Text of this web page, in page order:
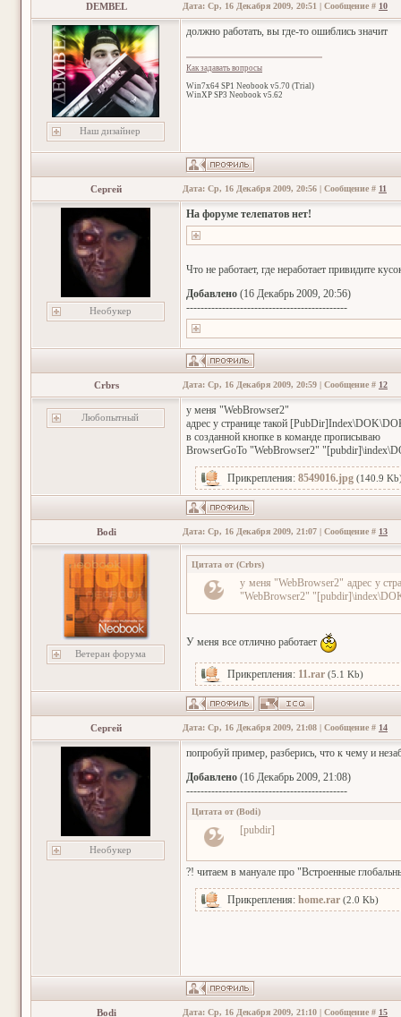
DEMBEL Дата: Ср, 16 Декабря 2009, 20:51 | Сообщение # 10
Наш дизайнер
должно работать, вы где-то ошиблись значит
Как задавать вопросы
Win7x64 SP1 Neobook v5.70 (Trial)
WinXP SP3 Neobook v5.62
Сергей Дата: Ср, 16 Декабря 2009, 20:56 | Сообщение # 11
Необукер
На форуме телепатов нет!
Что не работает, где неработает привидите
Добавлено (16 Декабрь 2009, 20:56)
---------------------------------------------
Crbrs Дата: Ср, 16 Декабря 2009, 20:59 | Сообщение # 12
Любопытный
у меня "WebBrowser2"
адрес у странице такой
в созданной кнопке в команде прописываю
BrowserGoTo "WebBrowser2"
Прикрепления: 8549016.jpg (140.9
Bodi Дата: Ср, 16 Декабря 2009, 21:07 | Сообщение # 13
Ветеран форума
Цитата от (Crbrs)
у меня "WebBrowser2" адрес у
"WebBrowser2"
У меня все отлично работает
Прикрепления: 11.rar (5.1 Kb)
Сергей Дата: Ср, 16 Декабря 2009, 21:08 | Сообщение # 14
Необукер
попробуй пример, разберись, что к чему и
Добавлено (16 Декабрь 2009, 21:08)
---------------------------------------------
Цитата от (Bodi)
[pubdir]
?! читаем в мануале про "Встроенные
Прикрепления: home.rar (2.0 Kb)
Bodi Дата: Ср, 16 Декабря 2009, 21:10 | Сообщение # 15